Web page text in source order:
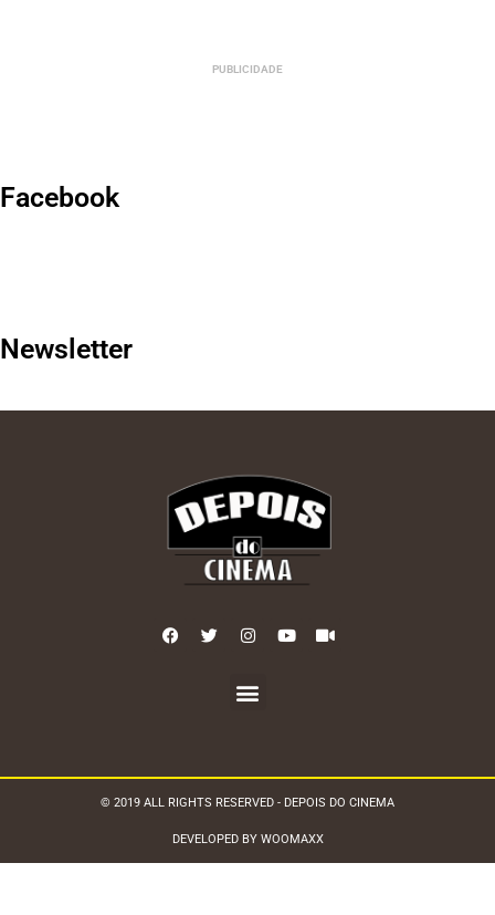
PUBLICIDADE
Facebook
Newsletter
© 2019 ALL RIGHTS RESERVED - DEPOIS DO CINEMA
DEVELOPED BY WOOMAXX